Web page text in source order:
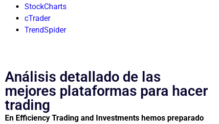
StockCharts
cTrader
TrendSpider
Análisis detallado de las
mejores plataformas para hacer
trading
En Efficiency Trading and Investments hemos preparado